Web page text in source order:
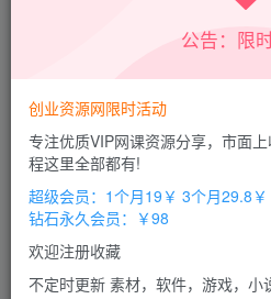
超级会员
立即购
您当前未登录！建议登陆后购买，
公告：限
创业资源网限时活动
专注优质VIP网课资源分享，市面
程这里全部都有!
超级会员：1个月19￥ 3个月29.8￥
钻石永久会员：￥98
欢迎注册收藏
不定时更新 素材，软件，游戏，小